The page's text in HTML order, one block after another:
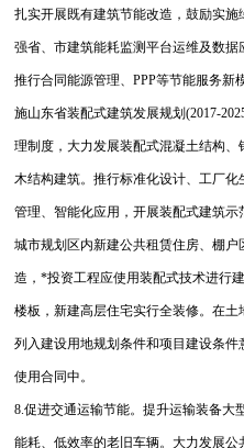
扎实开展既有建筑节能改造，鼓励实
强省、市建筑能耗监测平台运维及数
推行合同能源管理、PPP等节能服务
施山东省装配式建筑发展规划(2017-
理制度，大力发展装配式混凝土结构
木结构建筑。推行标准化设计、工厂
管理、智能化应用，开展装配式建筑
城市规划区内新建公共租赁住房、棚
造，*投资工程应使用装配式技术进行
楼板，新建高层住宅实行全装修。在
列入建设用地规划条件和项目建设条
使用合同中。
8.促进交通运输节能。提升运输装备大
能耗、低效率的老旧车辆。大力发展